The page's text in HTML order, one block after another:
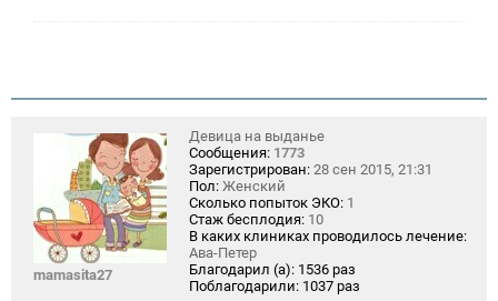
mamasita27
Девица на выданье
Сообщения: 1773
Зарегистрирован: 28 сен 2015, 21:31
Пол: Женский
Сколько попыток ЭКО: 1
Стаж бесплодия: 10
В каких клиниках проводилось лечение:
Ава-Петер
Благодарил (а): 1536 раз
Поблагодарили: 1037 раз